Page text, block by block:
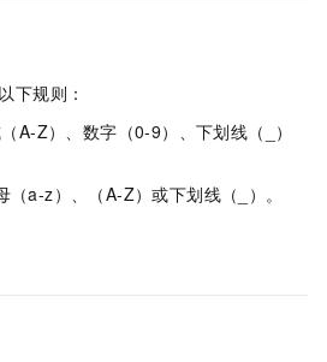
下规则：
A-Z）、数字（0-9）、下划线（_）
a-z）、（A-Z）或下划线（_）。